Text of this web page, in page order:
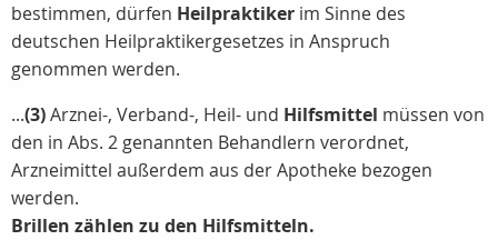
bestimmen, dürfen Heilpraktiker im Sinne des
deutschen Heilpraktikergesetzes in Anspruch
genommen werden.
...(3)Arznei-, Verband-, Heil- und Hilfsmittel müssen von
den in Abs. 2 genannten Behandlern verordnet,
Arzneimittel außerdem aus der Apotheke bezogen
werden.
Brillen zählen zu den Hilfsmitteln.